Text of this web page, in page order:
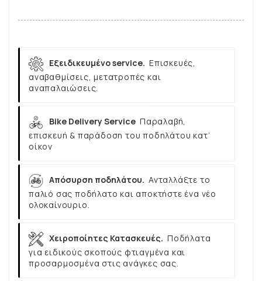
Εξειδικευμένο service. Επισκευές,
αναβαθμίσεις, μετατροπές και
αναπαλαιώσεις.
Bike Delivery Service Παραλαβή,
επισκευή & παράδοση του ποδηλάτου κατ’
οίκον
Απόσυρση ποδηλάτου. Ανταλλάξτε το
παλιό σας ποδήλατο και αποκτήστε ένα νέο
ολοκαίνουριο.
Χειροποίητες Κατασκευές. Ποδήλατα
για ειδικούς σκοπούς φτιαγμένα και
προσαρμοσμένα στις ανάγκες σας.